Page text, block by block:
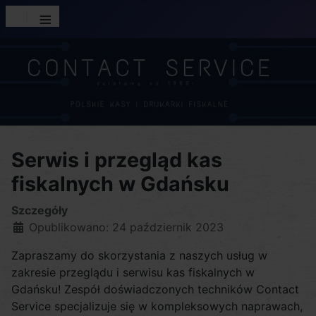
≡
Serwis i przegląd kas
fiskalnych w Gdańsku
Szczegóły
Opublikowano: 24 październik 2023
Zapraszamy do skorzystania z naszych usług w
zakresie przeglądu i serwisu kas fiskalnych w
Gdańsku! Zespół doświadczonych techników Contact
Service specjalizuje się w kompleksowych naprawach,